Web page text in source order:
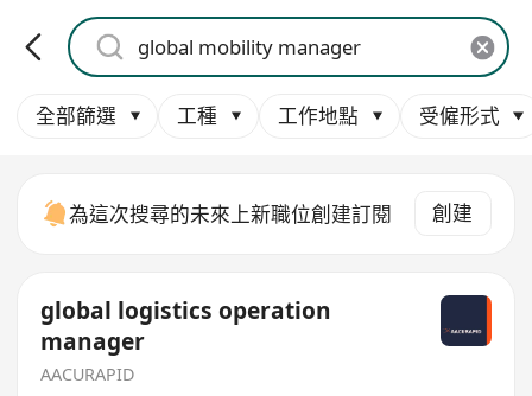
全部篩選 工種 工作地點 受僱形式
為這次搜尋的未來上新職位創建訂閱 創建
global logistics operation
manager
AACURAPID